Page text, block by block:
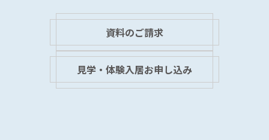
資料のご請求
見学・体験入居お申し込み